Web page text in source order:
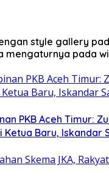
style gallery
mengaturnya pada
PKB Aceh Timur:
Baru, Iskandar